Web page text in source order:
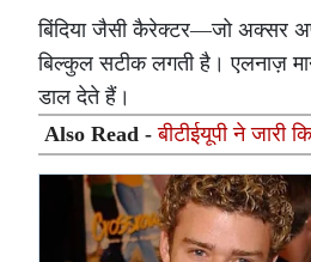
बिंदिया जैसी कैरेक्टर—जो अक्सर
बिल्कुल सटीक लगती है। एलनाज़
डाल देते हैं।
Also Read -बीटीईयूपी ने जारी